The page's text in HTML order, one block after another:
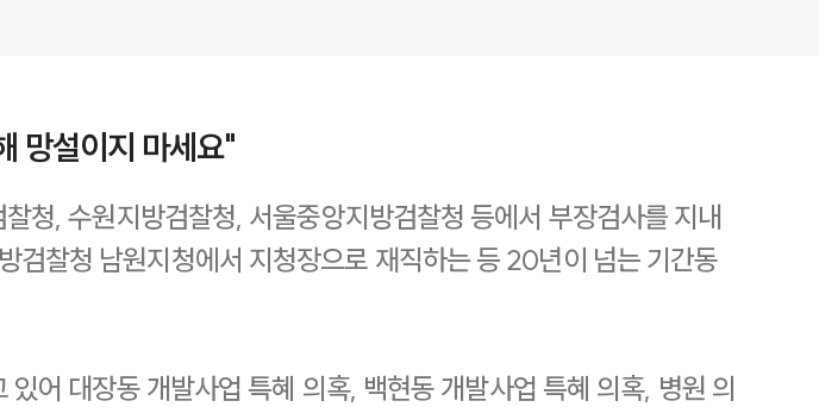
망설이지 마세요"
청, 수원지방검찰청, 서울중앙지방검찰청 등에서 부장검사를 지내
찰청 남원지청에서 지청장으로 재직하는 등 20년이 넘는 기간동
어 대장동 개발사업 특혜 의혹, 백현동 개발사업 특혜 의혹, 병원 의